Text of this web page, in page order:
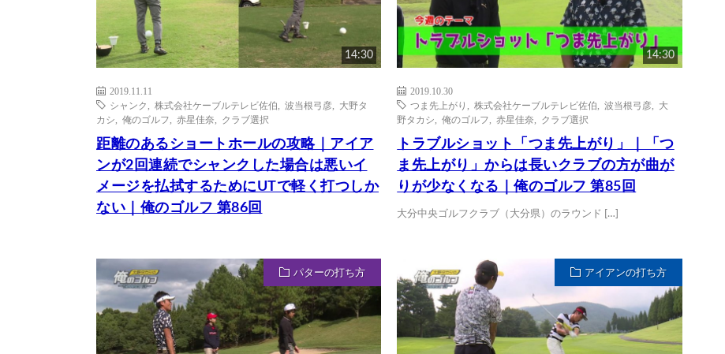
14:30
2019.11.11
シャンク
株式会社ケーブルテレビ佐伯 波当根弓彦
大野タ
カシ
俺のゴルフ 赤星佳奈 クラブ選択
距離のあるショートホールの攻略｜アイア
ンが2回連続でシャンクした場合は悪いイ
メージを払拭するためにUTで軽く打つしか
ない｜俺のゴルフ 第86回
14:30
2019.10.30
つま先上がり
,株式会社ケーブルテレビ佐伯 ,波当根弓彦
大
野タカシ
,俺のゴルフ 赤星佳奈 クラブ選択
トラブルショット「つま先上がり」｜「つ
ま先上がり」からは長いクラブの方が曲が
りが少なくなる｜俺のゴルフ 第85回
大分中央ゴルフクラブ（大分県）のラウンド […]
パターの打ち方 アイアンの打ち方